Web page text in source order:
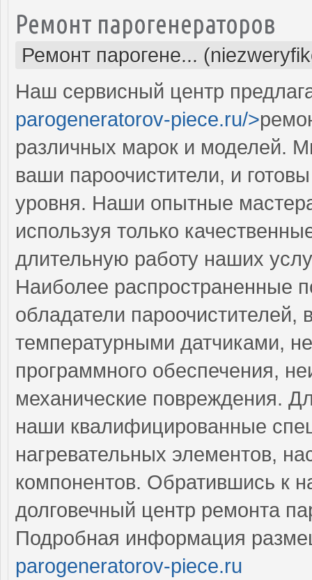
Ремонт парогенераторов
Ремонт парогене...
Наш сервисный центр
parogeneratorov-piece.ru/>
различных марок и моделей.
ваши пароочистители, и
уровня. Наши опытные
используя только
длительную работу наших
Наиболее распространенные
обладатели
температурными датчиками,
программного обеспечения,
механические повреждения.
наши квалифицированные
нагревательных элементов,
компонентов. Обратившись к
долговечный центр ремонта
Подробная информация
parogeneratorov-piece.ru